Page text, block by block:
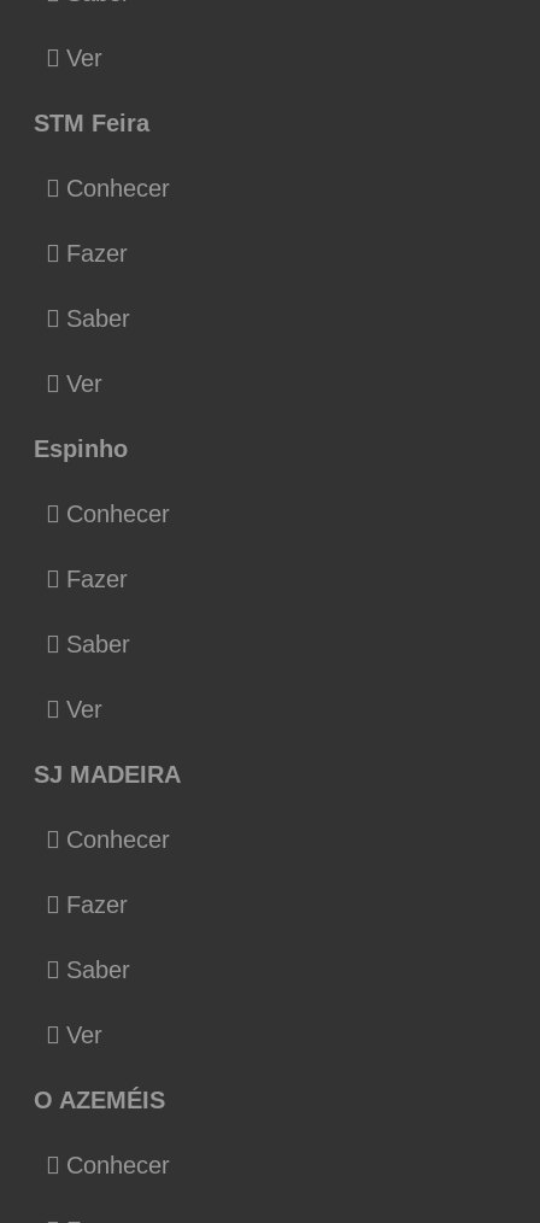
Ver
STM Feira
Conhecer
Fazer
Saber
Ver
Espinho
Conhecer
Fazer
Saber
Ver
SJ MADEIRA
Conhecer
Fazer
Saber
Ver
O AZEMÉIS
Conhecer